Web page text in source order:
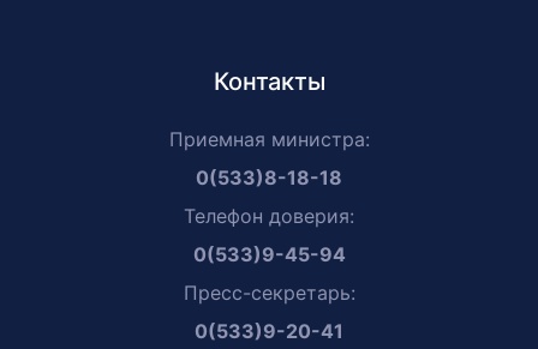
Контакты
Приемная министра:
0(533)8-18-18
Телефон доверия:
0(533)9-45-94
Пресс-секретарь:
0(533)9-20-41